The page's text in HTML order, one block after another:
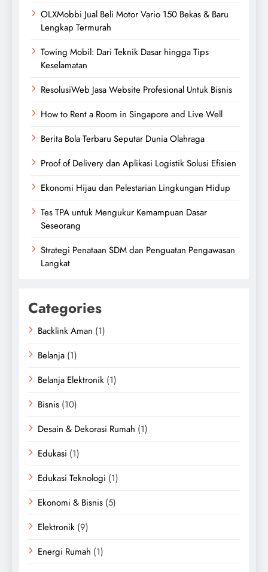
OLXMobbi Jual Beli Motor Vario 150 Bekas & Baru
Lengkap Termurah
Towing Mobil: Dari Teknik Dasar hingga Tips
Keselamatan
ResolusiWeb Jasa Website Profesional Untuk Bisnis
How to Rent a Room in Singapore and Live Well
Berita Bola Terbaru Seputar Dunia Olahraga
Proof of Delivery dan Aplikasi Logistik Solusi Efisien
Ekonomi Hijau dan Pelestarian Lingkungan Hidup
Tes TPA untuk Mengukur Kemampuan Dasar
Seseorang
Strategi Penataan SDM dan Penguatan Pengawasan
Langkat
Categories
Backlink Aman (1)
Belanja (1)
Belanja Elektronik (1)
Bisnis (10)
Desain & Dekorasi Rumah (1)
Edukasi (1)
Edukasi Teknologi (1)
Ekonomi & Bisnis (5)
Elektronik (9)
Energi Rumah (1)